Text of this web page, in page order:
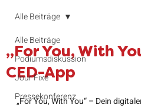
Alle Beiträge
Podiumsdiskussion
Jour Fixe
Pressekonferenz
Alle Beiträge
„For You, With
CED-App
„For You, With You“ – Dein